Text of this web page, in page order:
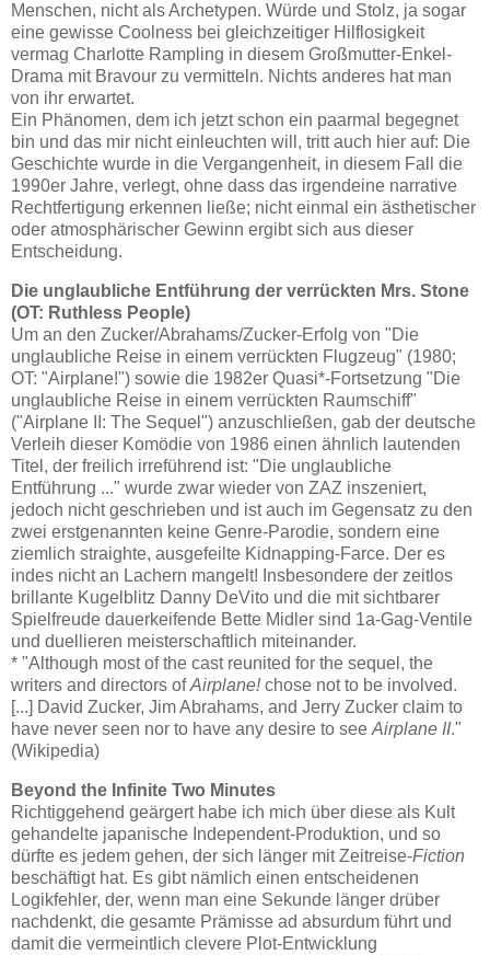
Menschen, nicht als Archetypen. Würde und Stolz, ja sogar
eine gewisse Coolness bei gleichzeitiger Hilflosigkeit
vermag Charlotte Rampling in diesem Großmutter-Enkel-
Drama mit Bravour zu vermitteln. Nichts anderes hat man
von ihr erwartet.
Ein Phänomen, dem ich jetzt schon ein paarmal begegnet
bin und das mir nicht einleuchten will, tritt auch hier auf: Die
Geschichte wurde in die Vergangenheit, in diesem Fall die
1990er Jahre, verlegt, ohne dass das irgendeine narrative
Rechtfertigung erkennen ließe; nicht einmal ein ästhetischer
oder atmosphärischer Gewinn ergibt sich aus dieser
Entscheidung.
Die unglaubliche Entführung der verrückten Mrs. Stone
(OT: Ruthless People)
Um an den Zucker/Abrahams/Zucker-Erfolg von "Die
unglaubliche Reise in einem verrückten Flugzeug" (1980;
OT: "Airplane!") sowie die 1982er Quasi*-Fortsetzung "Die
unglaubliche Reise in einem verrückten Raumschiff"
("Airplane II: The Sequel") anzuschließen, gab der deutsche
Verleih dieser Komödie von 1986 einen ähnlich lautenden
Titel, der freilich irreführend ist: "Die unglaubliche
Entführung ..." wurde zwar wieder von ZAZ inszeniert,
jedoch nicht geschrieben und ist auch im Gegensatz zu den
zwei erstgenannten keine Genre-Parodie, sondern eine
ziemlich straighte, ausgefeilte Kidnapping-Farce. Der es
indes nicht an Lachern mangelt! Insbesondere der zeitlos
brillante Kugelblitz Danny DeVito und die mit sichtbarer
Spielfreude dauerkeifende Bette Midler sind 1a-Gag-Ventile
und duellieren meisterschaftlich miteinander.
* "Although most of the cast reunited for the sequel, the
writers and directors ofAirplane!chose not to be involved.
[...] David Zucker, Jim Abrahams, and Jerry Zucker claim to
have never seen nor to have any desire to see Airplane II."
(Wikipedia)
Beyond the Infinite Two Minutes
Richtiggehend geärgert habe ich mich über diese als Kult
gehandelte japanische Independent-Produktion, und so
dürfte es jedem gehen, der sich länger mit Zeitreise-Fiction
beschäftigt hat. Es gibt nämlich einen entscheidenen
Logikfehler, der, wenn man eine Sekunde länger drüber
nachdenkt, die gesamte Prämisse ad absurdum führt und
damit die vermeintlich clevere Plot-Entwicklung